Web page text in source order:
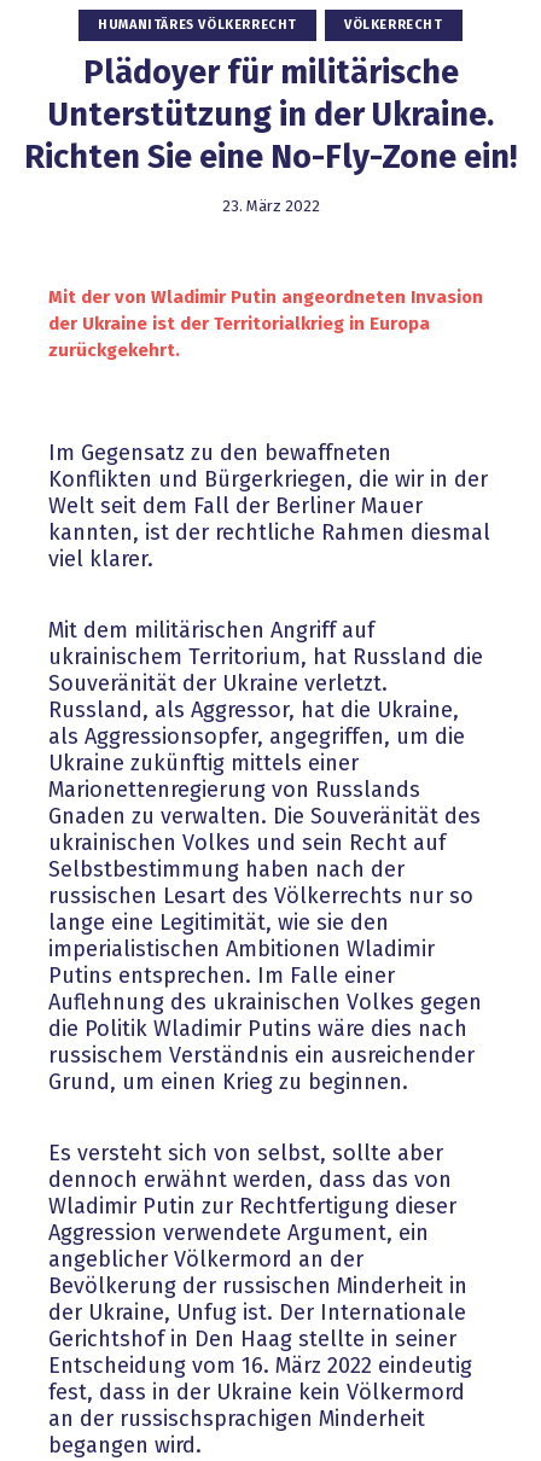
HUMANITÄRES VÖLKERRECHT VÖLKERRECHT
Plädoyer für militärische
Unterstützung in der Ukraine.
Richten Sie eine No-Fly-Zone ein!
23. März 2022
Mit der von Wladimir Putin angeordneten Invasion
der Ukraine ist der Territorialkrieg in Europa
zurückgekehrt.
Im Gegensatz zu den bewaffneten
Konflikten und Bürgerkriegen, die wir in der
Welt seit dem Fall der Berliner Mauer
kannten, ist der rechtliche Rahmen diesmal
viel klarer.
Mit dem militärischen Angriff auf
ukrainischem Territorium, hat Russland die
Souveränität der Ukraine verletzt.
Russland, als Aggressor, hat die Ukraine,
als Aggressionsopfer, angegriffen, um die
Ukraine zukünftig mittels einer
Marionettenregierung von Russlands
Gnaden zu verwalten. Die Souveränität des
ukrainischen Volkes und sein Recht auf
Selbstbestimmung haben nach der
russischen Lesart des Völkerrechts nur so
lange eine Legitimität, wie sie den
imperialistischen Ambitionen Wladimir
Putins entsprechen. Im Falle einer
Auflehnung des ukrainischen Volkes gegen
die Politik Wladimir Putins wäre dies nach
russischem Verständnis ein ausreichender
Grund, um einen Krieg zu beginnen.
Es versteht sich von selbst, sollte aber
dennoch erwähnt werden, dass das von
Wladimir Putin zur Rechtfertigung dieser
Aggression verwendete Argument, ein
angeblicher Völkermord an der
Bevölkerung der russischen Minderheit in
der Ukraine, Unfug ist. Der Internationale
Gerichtshof in Den Haag stellte in seiner
Entscheidung vom 16. März 2022 eindeutig
fest, dass in der Ukraine kein Völkermord
an der russischsprachigen Minderheit
begangen wird.